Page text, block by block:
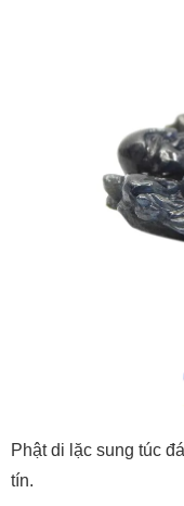
Phật di lặc sung túc
tín.